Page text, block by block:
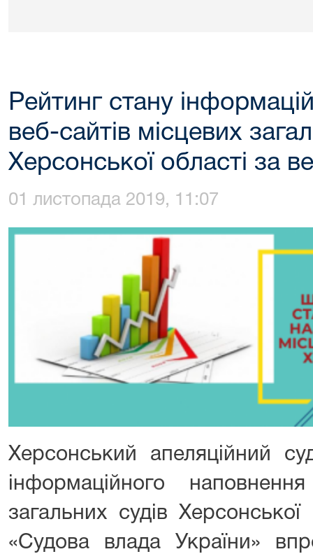
Рейтинг стану
веб-сайтів місцевих
Херсонської області за
01 листопада 2019, 11:07
Херсонський апеляційний
інформаційного
загальних судів
«Судова влада України»